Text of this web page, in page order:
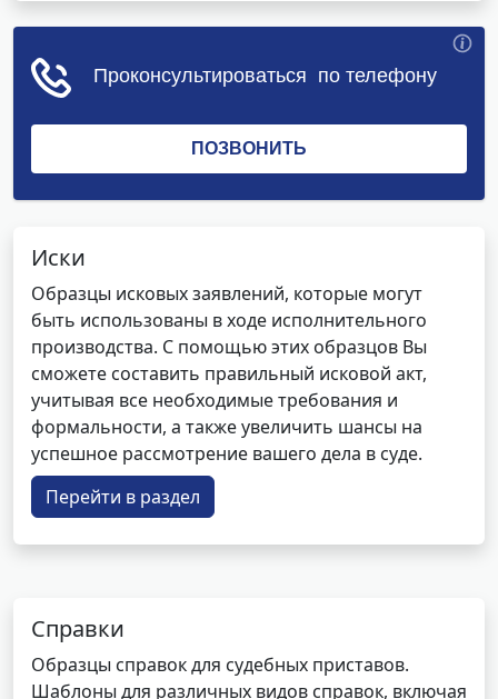
Иски
Образцы исковых заявлений, которые могут
быть использованы в ходе исполнительного
производства. С помощью этих образцов Вы
сможете составить правильный исковой акт,
учитывая все необходимые требования и
формальности, а также увеличить шансы на
успешное рассмотрение вашего дела в суде.
Перейти в раздел
Справки
Образцы справок для судебных приставов.
Шаблоны для различных видов справок, включая